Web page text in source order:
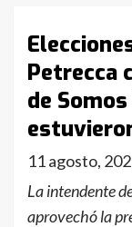
Petrecca
de
11 agosto,
La intendente
aprovechó la